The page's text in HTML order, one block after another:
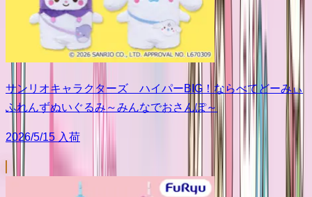
サンリオキャラクターズ ハイパーBIG！ならべてどーみぃ
ふれんずぬいぐるみ～みんなでおさんぽ～
2026/5/15 入荷